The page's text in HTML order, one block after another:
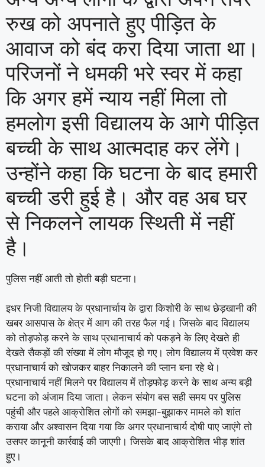
रुख को अपनाते हुए पीड़ित के
आवाज को बंद करा दिया जाता था।
परिजनों ने धमकी भरे स्वर में कहा
कि अगर हमें न्याय नहीं मिला तो
हमलोग इसी विद्यालय के आगे पीड़ित
बच्ची के साथ आत्मदाह कर लेंगे।
उन्होंने कहा कि घटना के बाद हमारी
बच्ची डरी हुई है। और वह अब घर
से निकलने लायक स्थिती में नहीं
है।
पुलिस नहीं आती तो होती बड़ी घटना।
इधर निजी विद्यालय के प्रधानार्चाय के द्वारा किशोरी के साथ छेड़खानी की
खबर आसपास के क्षेत्र में आग की तरह फैल गई। जिसके बाद विद्यालय
को तोड़फोड़ करने के साथ प्रधानाचार्य को पकड़ने के लिए देखते ही
देखते सैकड़ों की संख्या में लोग मौजूद हो गए। लोग विद्यालय में प्रवेश कर
प्रधानाचार्य को खोजकर बाहर निकालने की प्लान बना रहे थे।
प्रधानाचार्य नहीं मिलने पर विद्यालय में तोड़फोड़ करने के साथ अन्य बड़ी
घटना को अंजाम दिया जाता। लेकन संयोग बस सही समय पर पुलिस
पहुंची और पहले आक्रोशित लोगों को समझा-बुझाकर मामले को शांत
कराया और अश्वासन दिया गया कि अगर प्रधानाचार्य दोषी पाए जाएंगे तो
उसपर कानूनी कार्रवाई की जाएगी। जिसके बाद आक्रोशित भीड़ शांत
हुए।